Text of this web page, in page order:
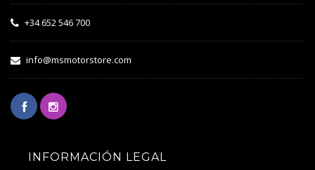
+34 652 546 700
info@msmotorstore.com
INFORMACIÓN LEGAL